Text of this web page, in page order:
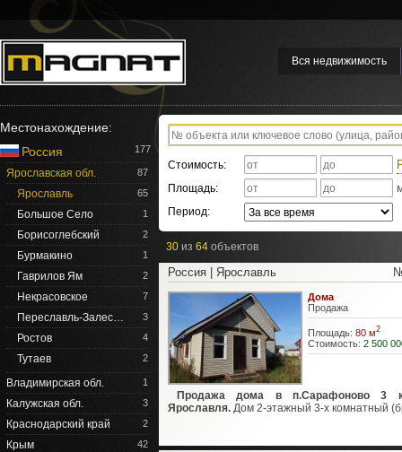
Вся недвижимость
Местонахождение:
Россия
177
Ярославская обл. 87
Ярославль 65
Большое Село 1
Борисоглебский 2
Бурмакино 1
Гаврилов Ям 2
Некрасовское 7
Переславль-Залес… 3
Ростов 4
Тутаев 2
Владимирская обл. 1
Калужская обл. 3
Краснодарский край 2
Крым 42
Стоимость:
Площадь:
Период:
30 из 64 объектов
Россия | Ярославль
Дома
Продажа
Площадь: 80 м2
Стоимость: 2 500
Продажа дома в п.Сарафоново 3
Ярославля. Дом 2-этажный 3-х комнатный